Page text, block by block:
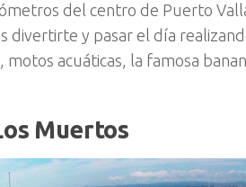
del centro de Puerto
divertirte y pasar el día
motos acuáticas, la famosa
Muertos